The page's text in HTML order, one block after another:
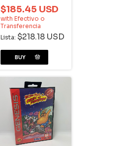
$185.45 USD
with Efectivo o
Transferencia
Lista: $218.18 USD